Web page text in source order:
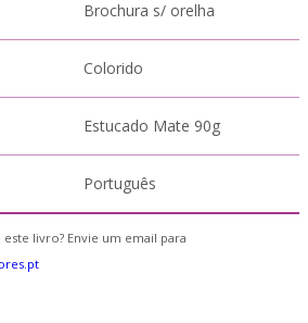
Brochura s/ orelha
Colorido
Estucado Mate 90g
Português
livro? Envie um email para